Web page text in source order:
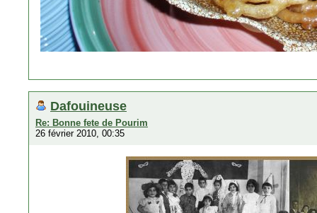
Dafouineuse
Re: Bonne fete de Pourim
26 février 2010, 00:35